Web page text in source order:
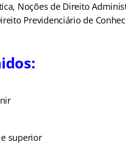
Noções de Direito
Previdenciário de
superior